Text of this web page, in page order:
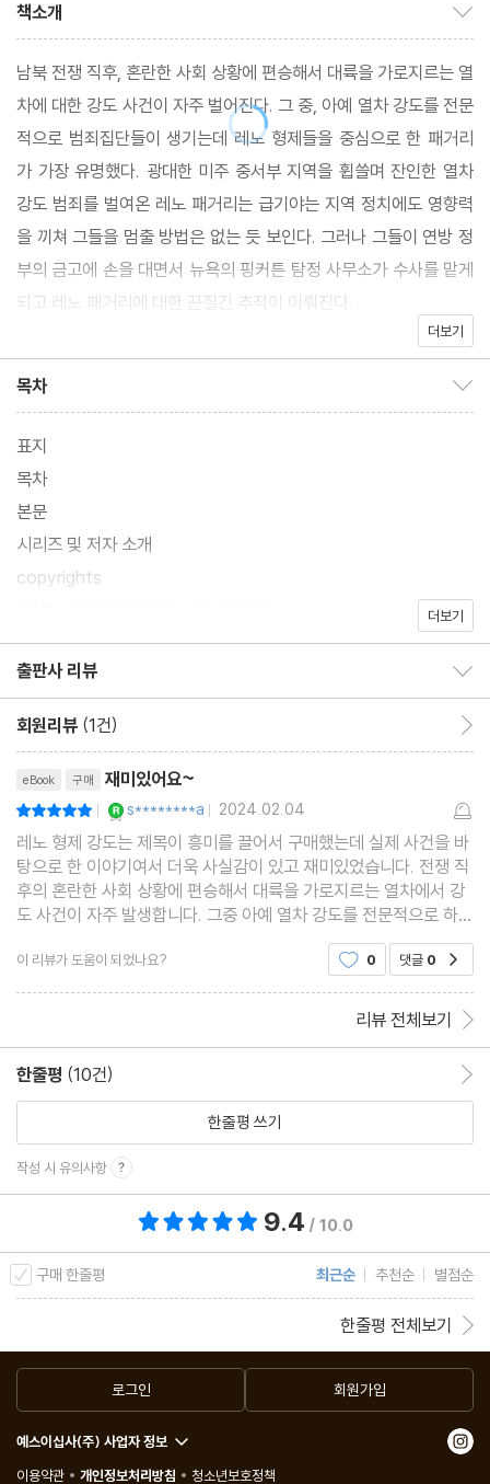
책소개
남북 전쟁 직후, 혼란한 사회 상황에 편승해서 대륙을 가로지르는 열
차에 대한 강도 사건이 자주 벌어진다. 그 중, 아예 열차 강도를 전문
적으로 범죄집단들이 생기는데 레노 형제들을 중심으로 한 패거리
가 가장 유명했다. 광대한 미주 중서부 지역을 휩쓸며 잔인한 열차
강도 범죄를 벌여온 레노 패거리는 급기야는 지역 정치에도 영향력
을 끼쳐 그들을 멈출 방법은 없는 듯 보인다. 그러나 그들이 연방 정
부의 금고에 손을 대면서 뉴욕의 핑커튼 탐정 사무소가 수사를 맡게
되고 레노 패거리에 대한 끈질긴 추적이 이뤄진다.
* 이 소설은 뉴욕의 사립 탐정 회사인 핑커튼 탐정 사무소의 사건 기
다.
더보기
목차
표지
목차
본문
시리즈 및 저자 소개
copyrights
더보기
출판사 리뷰
회원리뷰 (1건)
eBook 구매 재미있어요~
| s********a | 2024.02.04
레노 형제 강도는 제목이 흥미를 끌어서 구매했는데 실제 사건을 바
탕으로 한 이야기여서 더욱 사실감이 있고 재미있었습니다. 전쟁 직
후의 혼란한 사회 상황에 편승해서 대륙을 가로지르는 열차에서 강
도 사건이 자주 발생합니다. 그중 아예 열차 강도를 전문적으로 하는
레노 형제들을 중심으로 한 패거리가 가장 유명했습니다. 그들은 급
기야 지역 정치에도 영향력을 끼치는데...
이 리뷰가 도움이 되었나요? 0 댓글 0
리뷰 전체보기
한줄평 (10건)
한줄평 쓰기
작성 시 유의사항
9.4 / 10.0
구매 한줄평 최근순 추천순 별점순
한줄평 전체보기
로그인 회원가입
예스이십사(주) 사업자 정보
이용약관
개인정보처리방침 청소년보호정책